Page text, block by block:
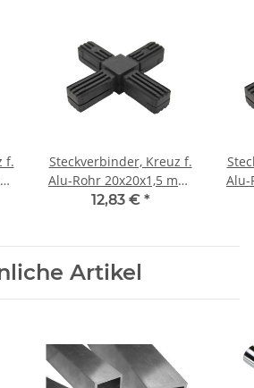
f.
Steckverbinder, Kreuz f.
Alu-Rohr 20x20x1,5 mm,
PA schwarz mit
12,83 € *
Alu-
Artikel